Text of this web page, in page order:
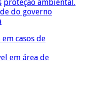
proteção ambiental.
do governo
casos de
em área de